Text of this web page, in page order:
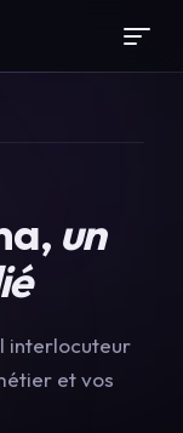
un
interlocuteur
et vos